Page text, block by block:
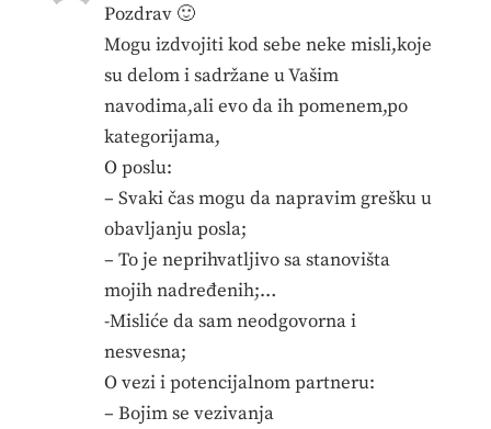
Pozdrav 🙂
Mogu izdvojiti kod sebe neke misli,koje
su delom i sadržane u Vašim
navodima,ali evo da ih pomenem,po
kategorijama,
O poslu:
– Svaki čas mogu da napravim grešku u
obavljanju posla;
– To je neprihvatljivo sa stanovišta
mojih nadređenih;…
-Misliće da sam neodgovorna i
nesvesna;
O vezi i potencijalnom partneru:
– Bojim se vezivanja